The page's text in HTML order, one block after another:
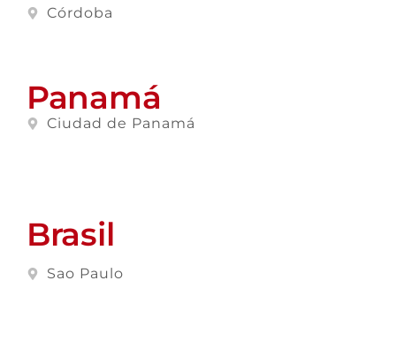
Córdoba
Panamá
Ciudad de Panamá
Brasil
Sao Paulo